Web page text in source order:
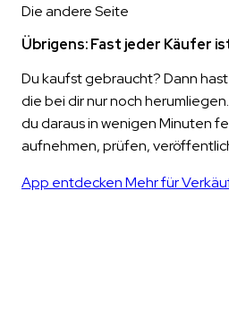
Die andere Seite
Übrigens: Fast jeder Käufer
Du kaufst gebraucht? Dann
die bei dir nur noch
du daraus in wenigen Minuten
aufnehmen, prüfen,
App entdeckenMehr für